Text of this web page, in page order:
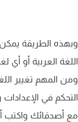
العربية أو أي
المهم تغيير
في الإعدادات
أصدقائك واكتب